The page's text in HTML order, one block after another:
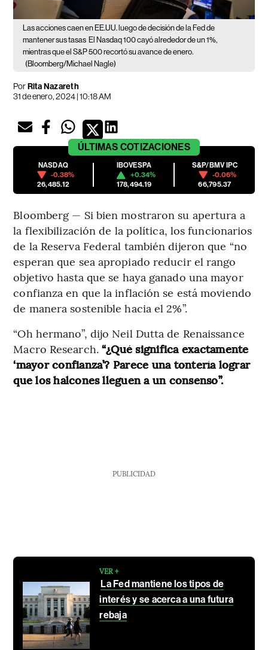
Las acciones caen en EE.UU. luego de decisión de la Fed de
mantener sus tasas El Nasdaq 100 cayó alrededor de un 1%,
mientras que el S&P 500 recortó su avance de enero.
(Bloomberg/Michael Nagle)
PorRita Nazareth
31 de enero, 2024 | 10:18 AM
ÚLTIMAS COTIZACIONES
NASDAQ
-0.38%
26,485.12
IBOVESPA
+0.34%
178,494.19
S&P/BMV IPC
-0.06%
66,795.37
Bloomberg — Si bien mostraron su apertura a
la flexibilización de la política, los funcionarios
de la Reserva Federal también dijeron que “no
esperan que sea apropiado reducir el rango
objetivo hasta que se haya ganado una mayor
confianza en que la inflación se está moviendo
de manera sostenible hacia el 2%”.
“Oh hermano”, dijo Neil Dutta de Renaissance
Macro Research. “¿Qué significa exactamente
‘mayor confianza’? Parece una tontería lograr
que los halcones lleguen a un consenso”.
PUBLICIDAD
VER +
La Fed mantiene los tipos de
interés y se acerca a una futura
rebaja